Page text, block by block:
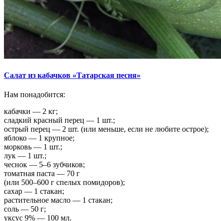
Салат из кабачков «Татарская песня»
Нам понадобится:
кабачки — 2 кг;
сладкий красный перец — 1 шт.;
острый перец — 2 шт. (или меньше, если не любите острое);
яблоко — 1 крупное;
морковь — 1 шт.;
лук — 1 шт.;
чеснок — 5–6 зубчиков;
томатная паста — 70 г
(или 500–600 г спелых помидоров);
сахар — 1 стакан;
растительное масло — 1 стакан;
соль — 50 г;
уксус 9% — 100 мл.